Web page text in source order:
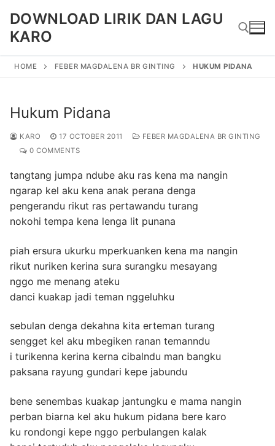
content
DOWNLOAD LIRIK DAN LAGU
KARO
HOME FEBER MAGDALENA BR GINTING HUKUM PIDANA
Hukum Pidana
KARO 17 OCTOBER 2011
FEBER MAGDALENA BR GINTING
0 COMMENTS
tangtang jumpa ndube aku ras kena ma nangin
ngarap kel aku kena anak perana denga
pengerandu rikut ras pertawandu turang
nokohi tempa kena lenga lit punana
piah ersura ukurku mperkuanken kena ma nangin
rikut nuriken kerina sura surangku mesayang
nggo me menang ateku
danci kuakap jadi teman nggeluhku
sebulan denga dekahna kita erteman turang
sengget kel aku mbegiken ranan temanndu
i turikenna kerina kerna cibalndu man bangku
paksana rayung gundari kepe jabundu
bene senembas kuakap jantungku e mama nangin
perban biarna kel aku hukum pidana bere karo
ku rondongi kepe nggo perbulangen kalak